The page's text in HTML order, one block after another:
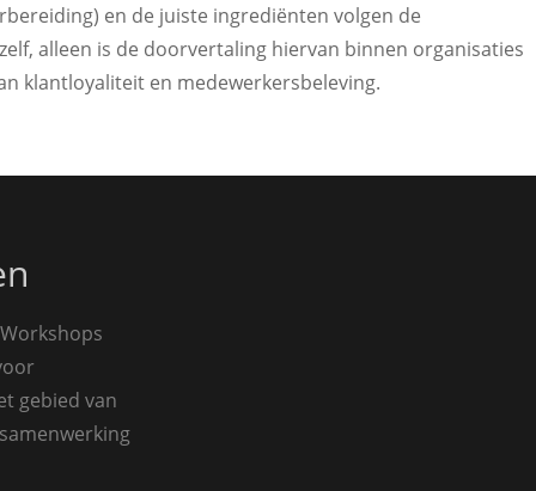
en de juiste ingrediënten volgen de
alleen is de doorvertaling hiervan binnen organisaties
klantloyaliteit en medewerkersbeleving.
gebied van